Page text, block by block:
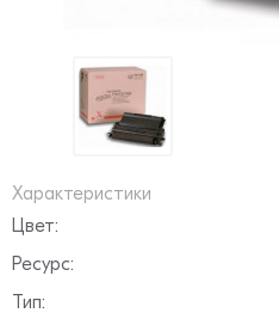
Характеристики
Цвет:
Ресурс:
Тип: